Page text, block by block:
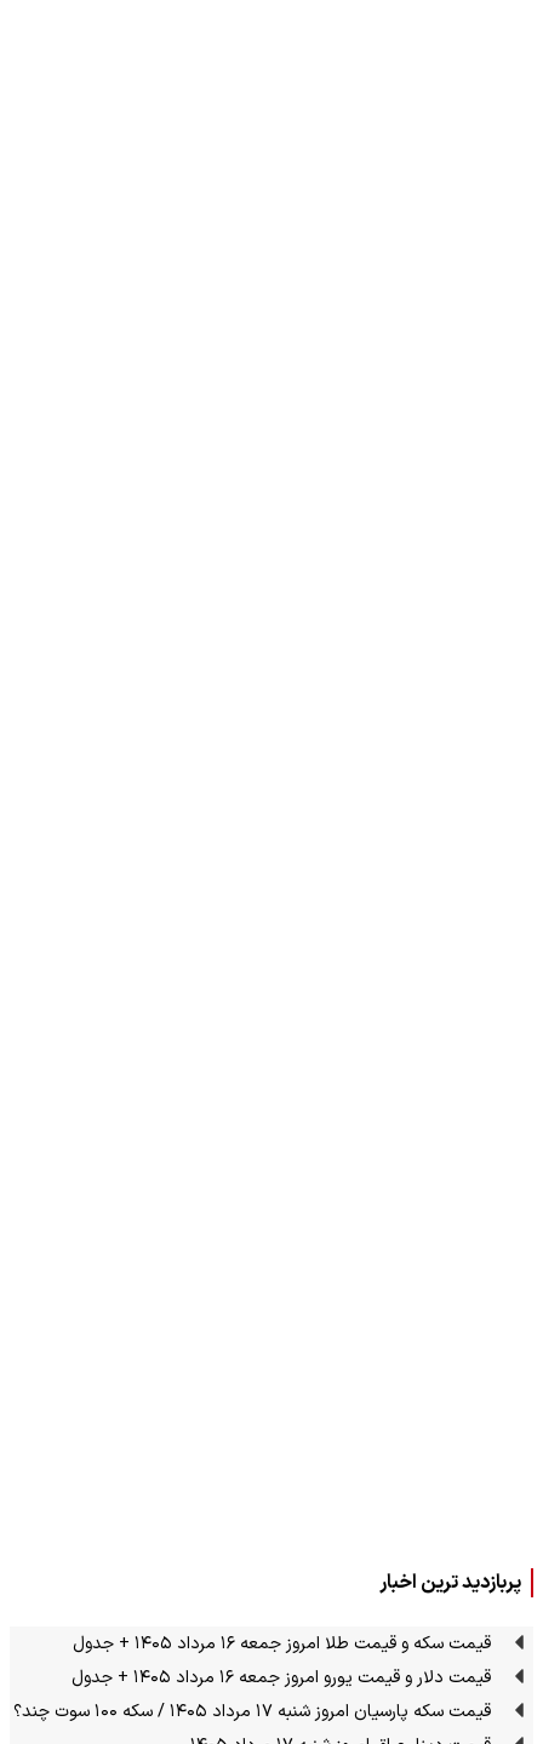
پربازدید ترین اخبار
قیمت سکه و قیمت طلا امروز جمعه ۱۶ مرداد ۱۴۰۵ + جدول
قیمت دلار و قیمت یورو امروز جمعه ۱۶ مرداد ۱۴۰۵ + جدول
قیمت سکه پارسیان امروز شنبه ۱۷ مرداد ۱۴۰۵ / سکه ۱۰۰ سوت چند؟